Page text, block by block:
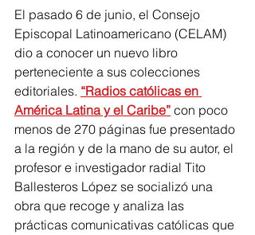
El pasado 6 de junio, el Consejo
Episcopal Latinoamericano (CELAM)
dio a conocer un nuevo libro
perteneciente a sus colecciones
editoriales. “Radios católicas en
América Latina y el Caribe” con poco
menos de 270 páginas fue presentado
a la región y de la mano de su autor, el
profesor e investigador radial Tito
Ballesteros López se socializó una
obra que recoge y analiza las
prácticas comunicativas católicas que